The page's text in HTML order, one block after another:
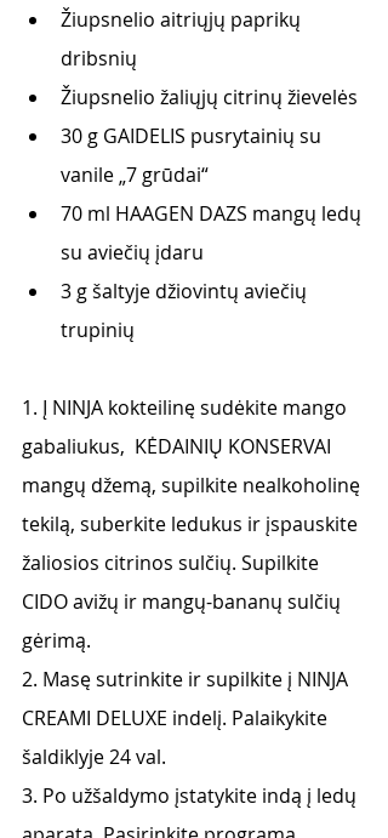
Žiupsnelio aitriųjų paprikų
dribsnių
Žiupsnelio žaliųjų citrinų žievelės
30 g GAIDELIS pusrytainių su
vanile „7 grūdai“
70 ml HAAGEN DAZS mangų ledų
su aviečių įdaru
3 g šaltyje džiovintų aviečių
trupinių
1. Į NINJA kokteilinę sudėkite mango
gabaliukus,  KĖDAINIŲ KONSERVAI
mangų džemą, supilkite nealkoholinę
tekilą, suberkite ledukus ir įspauskite
žaliosios citrinos sulčių. Supilkite
CIDO avižų ir mangų-bananų sulčių
gėrimą.
2. Masę sutrinkite ir supilkite į NINJA
CREAMI DELUXE indelį. Palaikykite
šaldiklyje 24 val.
3. Po užšaldymo įstatykite indą į ledų